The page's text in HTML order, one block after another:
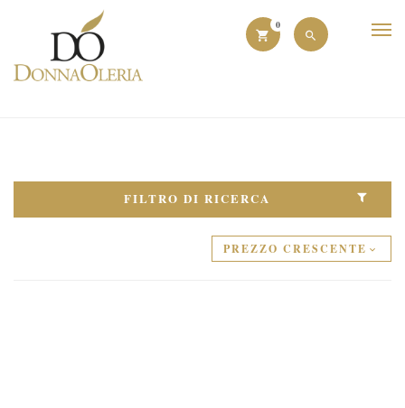
0
FILTRO DI RICERCA
PREZZO CRESCENTE